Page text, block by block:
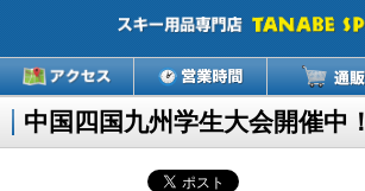
中国四国九州学生大会開催中！